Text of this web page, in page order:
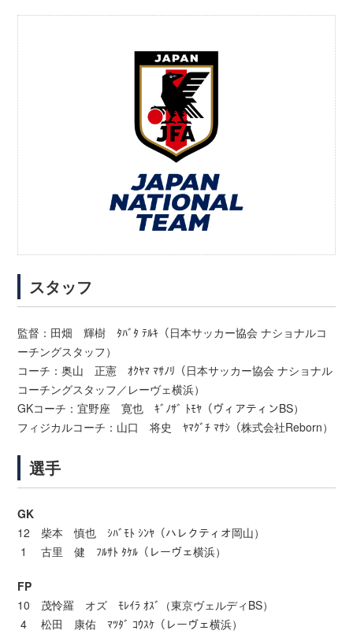
スタッフ
監督：田畑 輝樹 ﾀﾊﾞﾀ ﾃﾙｷ（日本サッカー協会 ナショナルコ
ーチングスタッフ）
コーチ：奥山 正憲 ｵｸﾔﾏ ﾏｻﾉﾘ（日本サッカー協会 ナショナル
コーチングスタッフ／レーヴェ横浜）
GKコーチ：宜野座 寛也 ｷﾞﾉｻﾞ ﾄﾓﾔ（ヴィアティンBS）
フィジカルコーチ：山口 将史 ﾔﾏｸﾞﾁ ﾏｻｼ（株式会社Reborn）
選手
GK
12 柴本 慎也 ｼﾊﾞﾓﾄ ｼﾝﾔ（ハレクティオ岡山）
1 古里 健 ﾌﾙｻﾄ ﾀｹﾙ（レーヴェ横浜）
FP
10 茂怜羅 オズ ﾓﾚｲﾗ ｵｽﾞ（東京ヴェルディBS）
4 松田 康佑 ﾏﾂﾀﾞ ｺｳｽｹ（レーヴェ横浜）